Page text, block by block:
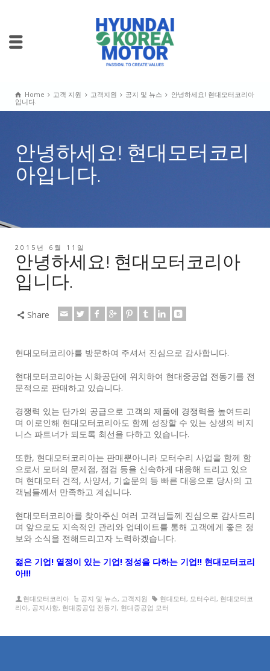
Home 고객 지원 고객지원 공지 및 뉴스
안녕하세요! 현대모터코리아
입니다.
안녕하세요! 현대모터코리
아입니다.
2015년 6월 11일
안녕하세요! 현대모터코리아
입니다.
Share
현대모터코리아를 방문하여 주셔서 진심으로 감사합니다.
현대모터코리아는 시화공단에 위치하여 현대중공업 전동기를 전
문적으로 판매하고 있습니다.
경쟁력 있는 단가의 공급으로 고객의 제품에 경쟁력을 높여드리
며 이로인해 현대모터코리아도 함께 성장할 수 있는 상생의 비지
니스 파트너가 되도록 최선을 다하고 있습니다.
또한, 현대모터코리아는 판매뿐아니라 모터수리 사업을 함께 함
으로서 모터의 문제점, 점검 등을 신속하게 대응해 드리고 있으
며 현대모터 견적, 사양서, 기술문의 등 빠른 대응으로 당사의 고
객님들께서 만족하고 계십니다.
현대모터코리아를 찾아주신 여러 고객님들께 진심으로 감사드리
며 앞으로도 지속적인 관리와 업데이트를 통해 고객에게 좋은 정
보와 소식을 전해드리고자 노력하겠습니다.
젊은 기업! 열정이 있는 기업! 정성을 다하는 기업!! 현대모터코리
아!!!
현대모터코리아 공지 및 뉴스, 고객지원 현대모터, 모터수리, 현대모터코
리아, 공지사항, 현대중공업 전동기, 현대중공업 모터